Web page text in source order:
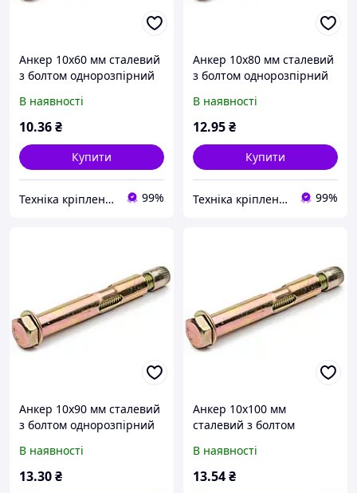
Анкер 10х60 мм сталевий
з болтом однорозпірний
В наявності
10.36₴
Купити
Техніка кріплення "Метрекс Київ" 99%
Анкер 10х80 мм сталевий
з болтом однорозпірний
В наявності
12.95₴
Купити
Техніка кріплення "Метрекс Київ" 99%
Анкер 10х90 мм сталевий
з болтом однорозпірний
В наявності
13.30₴
Анкер 10х100 мм
сталевий з болтом
В наявності
13.54₴